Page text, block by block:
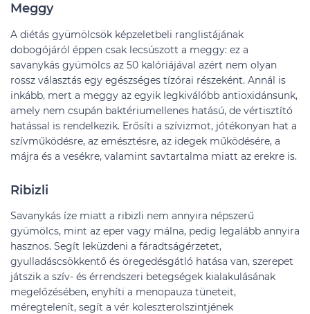
Meggy
A diétás gyümölcsök képzeletbeli ranglistájának
dobogójáról éppen csak lecsúszott a meggy: ez a
savanykás gyümölcs az 50 kalóriájával azért nem olyan
rossz választás egy egészséges tízórai részeként. Annál is
inkább, mert a meggy az egyik legkiválóbb antioxidánsunk,
amely nem csupán baktériumellenes hatású, de vértisztító
hatással is rendelkezik. Erősíti a szívizmot, jótékonyan hat a
szívműködésre, az emésztésre, az idegek működésére, a
májra és a vesékre, valamint savtartalma miatt az erekre is.
Ribizli
Savanykás íze miatt a ribizli nem annyira népszerű
gyümölcs, mint az eper vagy málna, pedig legalább annyira
hasznos. Segít leküzdeni a fáradtságérzetet,
gyulladáscsökkentő és öregedésgátló hatása van, szerepet
játszik a szív- és érrendszeri betegségek kialakulásának
megelőzésében, enyhíti a menopauza tüneteit,
méregtelenít, segít a vér koleszterolszintjének